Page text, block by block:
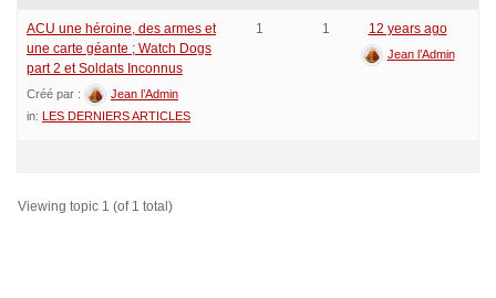
ACU une héroine, des armes et
une carte géante ; Watch Dogs
part 2 et Soldats Inconnus
Créé par :
Jean l’Admin
in: LES DERNIERS ARTICLES
1 1 12 years ago
Jean l’Admin
Viewing topic 1 (of 1 total)